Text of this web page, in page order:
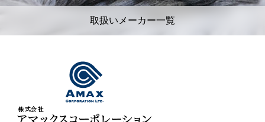
取扱いメーカー一覧